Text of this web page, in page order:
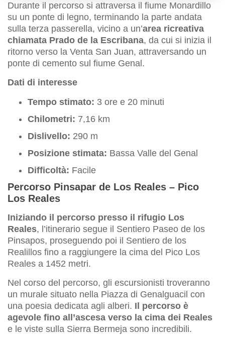
Durante il percorso si attraversa il fiume Monardillo
su un ponte di legno, terminando la parte andata
sulla terza passerella, vicino a un’area ricreativa
chiamata Prado de la Escribana, da cui si inizia il
ritorno verso la Venta San Juan, attraversando un
ponte di cemento sul fiume Genal.
Dati di interesse
Tempo stimato: 3 ore e 20 minuti
Chilometri: 7,16 km
Dislivello: 290 m
Posizione stimata: Bassa Valle del Genal
Difficoltà: Facile
Percorso Pinsapar de Los Reales – Pico
Los Reales
Iniziando il percorso presso il rifugio Los
Reales, l’itinerario segue il Sentiero Paseo de los
Pinsapos, proseguendo poi il Sentiero de los
Realillos fino a raggiungere la cima del Pico Los
Reales a 1452 metri.
Nel corso del percorso, gli escursionisti troveranno
un murale situato nella Piazza di Genalguacil con
una poesia dedicata agli alberi. Il percorso è
agevole fino all’ascesa verso la cima dei Reales
e le viste sulla Sierra Bermeja sono incredibili.